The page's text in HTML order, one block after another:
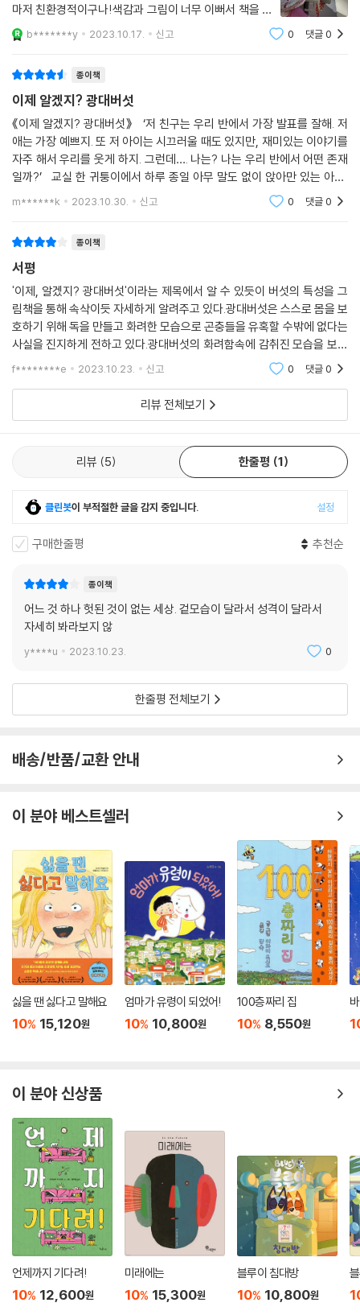
마저 친환경적이구나!색감과 그림이 너무 이뻐서 책을 읽
는 내내 일러스트 전시에서 다녀온 느낌!우리나라에는 없
는 toad tool 두꺼비의자라고 불리는 영국의 독버섯에
b*******y 2023.10.17. 신고 0 댓글0
종이책
이제 알겠지? 광대버섯
《이제 알겠지? 광대버섯》 ‘저 친구는 우리 반에서 가장 발표를 잘해. 저
애는 가장 예쁘지. 또 저 아이는 시끄러울 때도 있지만, 재미있는 이야기를
자주 해서 우리를 웃게 하지. 그런데…. 나는? 나는 우리 반에서 어떤 존재
일까?’ 교실 한 귀퉁이에서 하루 종일 아무 말도 없이 앉아만 있는 아이,
선생님 말씀도 듣지 않고 매일 말썽 피우는 아이 우리 교실에 없어도
m******k 2023.10.30. 신고 0 댓글0
종이책
서평
'이제, 알겠지? 광대버섯'이라는 제목에서 알 수 있듯이 버섯의 특성을 그
림책을 통해 속삭이듯 자세하게 알려주고 있다.광대버섯은 스스로 몸을 보
호하기 위해 독을 만들고 화려한 모습으로 곤충들을 유혹할 수밖에 없다는
사실을 진지하게 전하고 있다.광대버섯의 화려함속에 감취진 모습을 보며
지금 우리 아이들의 속마음도 같이 엿볼 수 있었다.자연이 가진 아름다움
f********e 2023.10.23. 신고 0 댓글0
리뷰 전체보기
리뷰 5 한줄평 1
클린봇이 부적절한 글을 감지 중입니다. 설정
구매한줄평 추천순
종이책
어느 것 하나 헛된 것이 없는 세상. 겉모습이 달라서 성격이 달라서
자세히 봐라보지 않
y****u 2023.10.23. 0
한줄평 전체보기
배송/반품/교환 안내
이 분야 베스트셀러
싫을 땐 싫다고 말해요
10% 15,120원
엄마가 유령이 되었어!
10% 10,800원
100층짜리 집
10% 8,550원
이 분야 신상품
언제까지 기다려!
10% 12,600원
미래에는
10% 15,300원
블루이 침대방
10% 10,800원